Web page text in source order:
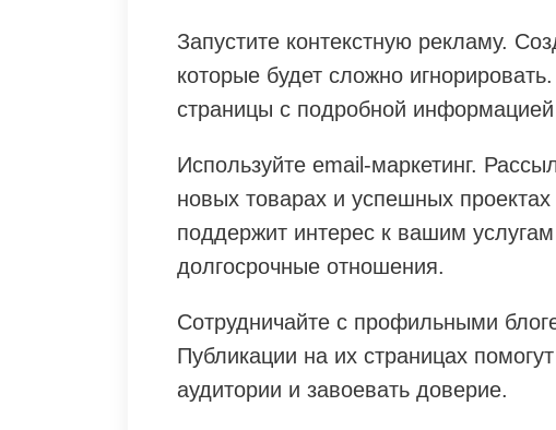
Запустите контекстную рекламу.
которые будет сложно
страницы с подробной
Используйте email-маркетинг.
новых товарах и успешных
поддержит интерес к вашим
долгосрочные отношения.
Сотрудничайте с профильными
Публикации на их страницах
аудитории и завоевать доверие.